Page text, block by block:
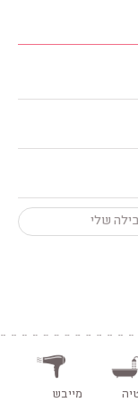
שלי
מייבש